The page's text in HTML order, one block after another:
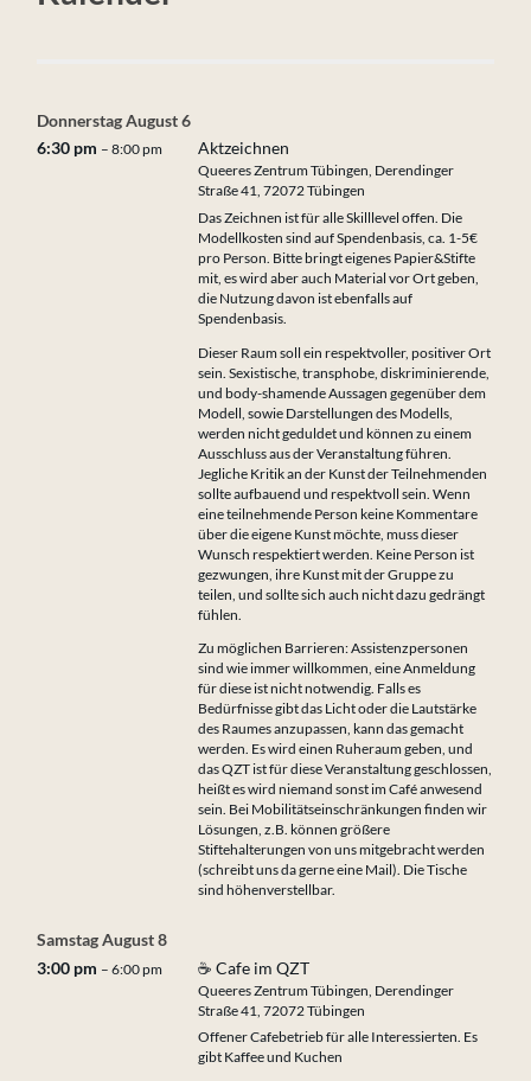
Donnerstag August 6
6:30 pm – 8:00 pm Aktzeichnen
Queeres Zentrum Tübingen, Derendinger
Straße 41, 72072 Tübingen
Das Zeichnen ist für alle Skilllevel offen. Die
Modellkosten sind auf Spendenbasis, ca. 1-5€
pro Person. Bitte bringt eigenes Papier&Stifte
mit, es wird aber auch Material vor Ort geben,
die Nutzung davon ist ebenfalls auf
Spendenbasis.
Dieser Raum soll ein respektvoller, positiver Ort
sein. Sexistische, transphobe, diskriminierende,
und body-shamende Aussagen gegenüber dem
Modell, sowie Darstellungen des Modells,
werden nicht geduldet und können zu einem
Ausschluss aus der Veranstaltung führen.
Jegliche Kritik an der Kunst der Teilnehmenden
sollte aufbauend und respektvoll sein. Wenn
eine teilnehmende Person keine Kommentare
über die eigene Kunst möchte, muss dieser
Wunsch respektiert werden. Keine Person ist
gezwungen, ihre Kunst mit der Gruppe zu
teilen, und sollte sich auch nicht dazu gedrängt
fühlen.
Zu möglichen Barrieren: Assistenzpersonen
sind wie immer willkommen, eine Anmeldung
für diese ist nicht notwendig. Falls es
Bedürfnisse gibt das Licht oder die Lautstärke
des Raumes anzupassen, kann das gemacht
werden. Es wird einen Ruheraum geben, und
das QZT ist für diese Veranstaltung geschlossen,
heißt es wird niemand sonst im Café anwesend
sein. Bei Mobilitätseinschränkungen finden wir
Lösungen, z.B. können größere
Stiftehalterungen von uns mitgebracht werden
(schreibt uns da gerne eine Mail). Die Tische
sind höhenverstellbar.
Samstag August 8
3:00 pm – 6:00 pm ☕ Cafe im QZT
Queeres Zentrum Tübingen, Derendinger
Straße 41, 72072 Tübingen
Offener Cafebetrieb für alle Interessierten. Es
gibt Kaffee und Kuchen